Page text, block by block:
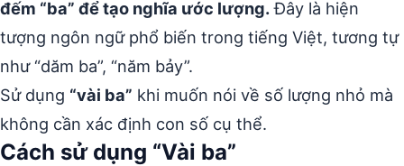
đếm “ba” để tạo nghĩa ước lượng.Đây là hiện
tượng ngôn ngữ phổ biến trong tiếng Việt, tương tự
như “dăm ba”, “năm bảy”.
Sử dụng “vài ba” khi muốn nói về số lượng nhỏ mà
không cần xác định con số cụ thể.
Cách sử dụng “Vài ba”